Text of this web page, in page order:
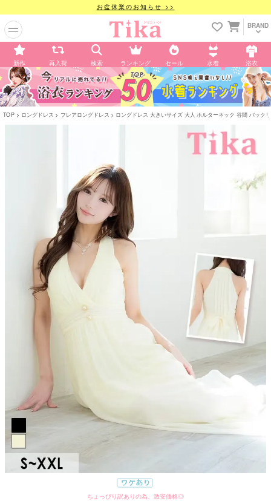
お盆休業のお知らせ >>
BRAND
新作 再入荷 検索 ランキング セール 水着 浴衣
TOP ロングドレス フレアロングドレス ロングドレス 大きいサイズ 大人 ホルターネック 谷間 バッ
ちょっぴり訳ありの為、激安価格◎